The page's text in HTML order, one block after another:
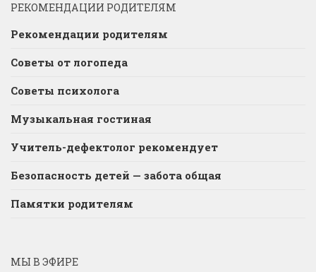
РЕКОМЕНДАЦИИ РОДИТЕЛЯМ
Рекомендации родителям
Советы от логопеда
Советы психолога
Музыкальная гостиная
Учитель-дефектолог рекомендует
Безопасность детей — забота общая
Памятки родителям
МЫ В ЭФИРЕ